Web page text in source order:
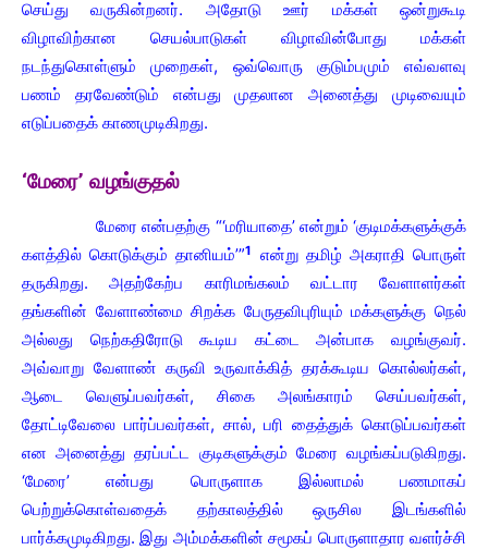
செய்து வருகின்றனர். அதோடு ஊர் மக்கள் ஒன்றுகூடி
விழாவிற்கான செயல்பாடுகள் விழாவின்போது மக்கள்
நடந்துகொள்ளும் முறைகள், ஒவ்வொரு குடும்பமும் எவ்வளவு
பணம் தரவேண்டும் என்பது முதலான அனைத்து முடிவையும்
எடுப்பதைக் காணமுடிகிறது.
‘மேரை’ வழங்குதல்
மேரை என்பதற்கு “‘மரியாதை’ என்றும் ‘குடிமக்களுக்குக்
களத்தில் கொடுக்கும் தானியம்’”1
என்று தமிழ் அகராதி பொருள்
தருகிறது. அதற்கேற்ப காரிமங்கலம் வட்டார வேளாளர்கள்
தங்களின் வேளாண்மை சிறக்க பேருதவிபுரியும் மக்களுக்கு நெல்
அல்லது நெற்கதிரோடு கூடிய கட்டை அன்பாக வழங்குவர்.
அவ்வாறு வேளாண் கருவி உருவாக்கித் தரக்கூடிய கொல்லர்கள்,
ஆடை வெளுப்பவர்கள், சிகை அலங்காரம் செய்பவர்கள்,
தோட்டிவேலை பார்ப்பவர்கள், சால், பரி தைத்துக் கொடுப்பவர்கள்
என அனைத்து தரப்பட்ட குடிகளுக்கும் மேரை வழங்கப்படுகிறது.
‘மேரை’ என்பது பொருளாக இல்லாமல் பணமாகப்
பெற்றுக்கொள்வதைக் தற்காலத்தில் ஒருசில இடங்களில்
பார்க்கமுடிகிறது. இது அம்மக்களின் சமூகப் பொருளாதார வளர்ச்சி